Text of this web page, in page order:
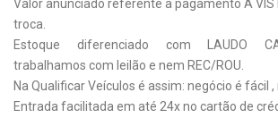
Valor anunciado referente a pagamento À
troca.
Estoque diferenciado com LAUDO
trabalhamos com leilão e nem REC/ROU.
Na Qualificar Veículos é assim: negócio é fácil ,
Entrada facilitada em até 24x no cartão de